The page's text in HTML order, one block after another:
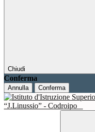
Chiudi
Conferma
Annulla Conferma
“J.Linussio” - Codroipo